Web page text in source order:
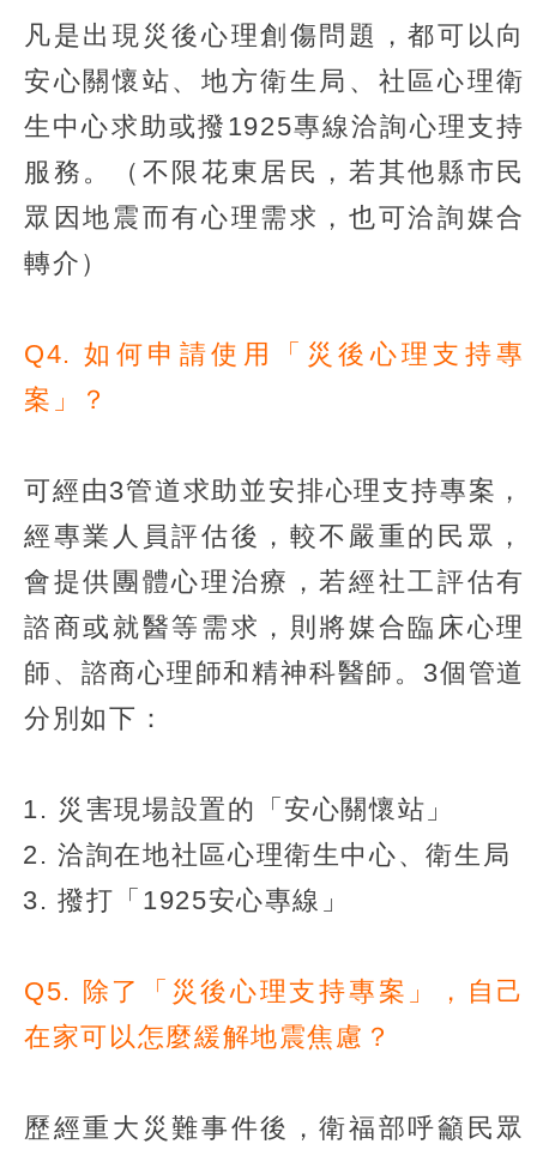
凡是出現災後心理創傷問題，都可以向
安心關懷站、地方衛生局、社區心理衛
生中心求助或撥1925專線洽詢心理支持
服務。（不限花東居民，若其他縣市民
眾因地震而有心理需求，也可洽詢媒合
轉介）
Q4. 如何申請使用「災後心理支持專
案」？
可經由3管道求助並安排心理支持專案，
經專業人員評估後，較不嚴重的民眾，
會提供團體心理治療，若經社工評估有
諮商或就醫等需求，則將媒合臨床心理
師、諮商心理師和精神科醫師。3個管道
分別如下：
災害現場設置的「安心關懷站」
洽詢在地社區心理衛生中心、衛生局
撥打「1925安心專線」
Q5. 除了「災後心理支持專案」，自己
在家可以怎麼緩解地震焦慮？
歷經重大災難事件後，衛福部呼籲民眾